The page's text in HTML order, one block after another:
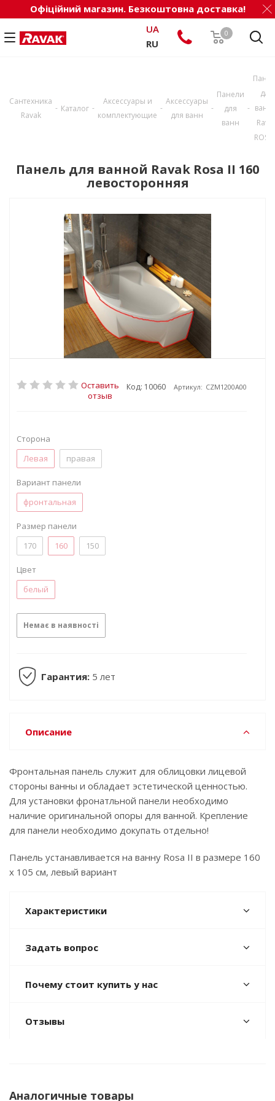
Офіційний магазин. Безкоштовна доставка!
0
UA
RU
Сантехника
Ravak
- Каталог -
Аксессуары и
комплектующие
-
Аксессуары
для ванн
-
Панели
для
ванн
-
для
ROSA
Панель для ванной Ravak Rosa II 160
левосторонняя
Оставить
отзыв
Код: 10060 Артикул: CZM1200A00
Сторона
Левая
правая
Вариант панели
фронтальная
Размер панели
170
160 150
Цвет
белый
Немає в наявності
Гарантия: 5 лет
Описание
Фронтальная панель служит для облицовки лицевой
стороны ванны и обладает эстетической ценностью.
Для установки фронатльной панели необходимо
наличие оригинальной опоры для ванной. Крепление
для панели необходимо докупать отдельно!
Панель устанавливается на ванну Rosa II в размере 160
х 105 см, левый вариант
Характеристики
Задать вопрос
Почему стоит купить у нас
Отзывы
Аналогичные товары